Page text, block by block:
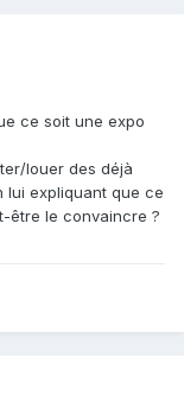
ce soit une expo
louer des déjà
lui expliquant que ce
être le convaincre ?